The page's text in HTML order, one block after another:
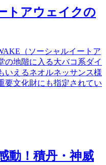
トアウェイクの
（ソーシャルイートア
の地階に入る大バコ系ダイ
いえるネオルネッサンス様
要文化財にも指定されてい
動！積丹・神威